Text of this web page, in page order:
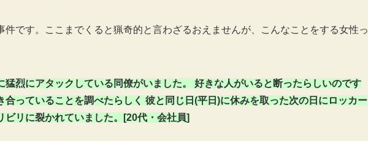
件です。ここまでくると猟奇的と言わざるおえませんが、こんなことをする女性っ
猛烈にアタックしている同僚がいました。 好きな人がいると断ったらしいのです
合っていることを調べたらしく 彼と同じ日(平日)に休みを取った次の日にロッカー
ビリに裂かれていました。[20代・会社員]